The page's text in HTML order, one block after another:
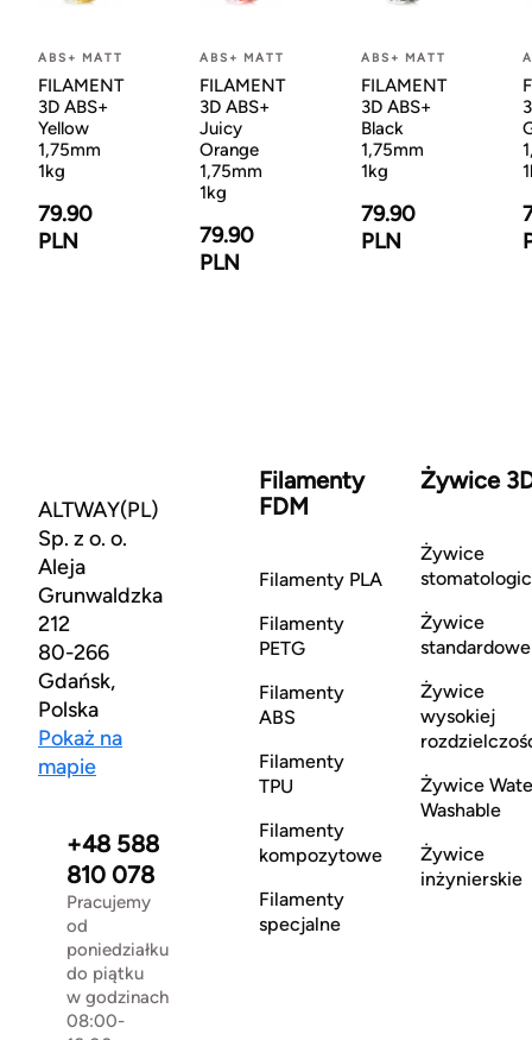
ABS+ MATT
FILAMENT
3D ABS+
Yellow
1,75mm
1kg
79.90
PLN
ABS+ MATT
FILAMENT
3D ABS+
Juicy
Orange
1,75mm
1kg
79.90
PLN
ABS+ MATT
FILAMENT
3D ABS+
Black
1,75mm
1kg
79.90
PLN
ALTWAY(PL)
Sp. z o. o.
Aleja
Grunwaldzka
212
80-266
Gdańsk,
Polska
Pokaż na
mapie
+48 588
810 078
Pracujemy
od
poniedziałku
do piątku
w godzinach
08:00-
Filamenty
FDM
Filamenty PLA
Filamenty
PETG
Filamenty
ABS
Filamenty
TPU
Filamenty
kompozytowe
Filamenty
specjalne
Żywice
Żywice
Żywice
standardowe
Żywice
wysokiej
Żywice
Washable
Żywice
inżynierskie